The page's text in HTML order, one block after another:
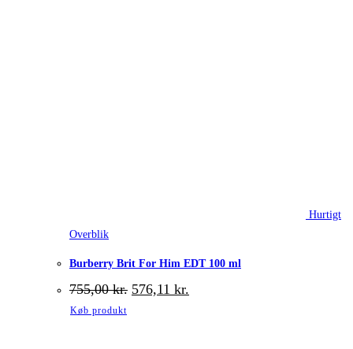
Hurtigt
Overblik
Burberry Brit For Him EDT 100 ml
755,00kr. Den
oprindelige
576,11 kr.
Køb produkt